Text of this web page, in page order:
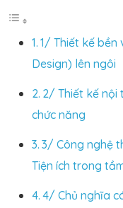
1/ Thiết kế bền
Design) lên ngôi
2/ Thiết kế nội
chức năng
3/ Công nghệ
Tiện ích trong
4/ Chủ nghĩa